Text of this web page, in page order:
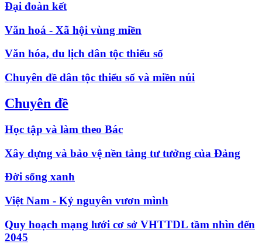
Đại đoàn kết
Văn hoá - Xã hội vùng miền
Văn hóa, du lịch dân tộc thiểu số
Chuyên đề dân tộc thiểu số và miền núi
Chuyên đề
Học tập và làm theo Bác
Xây dựng và bảo vệ nền tảng tư tưởng của Đảng
Đời sống xanh
Việt Nam - Kỷ nguyên vươn mình
Quy hoạch mạng lưới cơ sở VHTTDL tầm nhìn đến
2045